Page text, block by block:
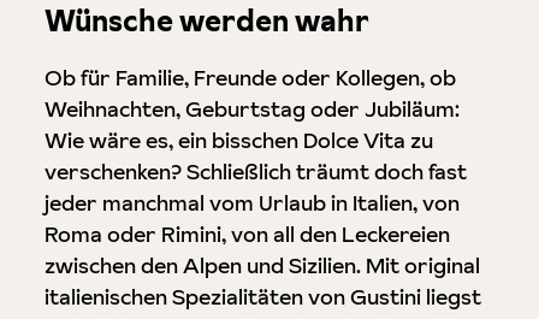
Wünsche werden wahr
Ob für Familie, Freunde oder Kollegen, ob
Weihnachten, Geburtstag oder Jubiläum:
Wie wäre es, ein bisschen Dolce Vita zu
verschenken? Schließlich träumt doch fast
jeder manchmal vom Urlaub in Italien, von
Roma oder Rimini, von all den Leckereien
zwischen den Alpen und Sizilien. Mit original
italienischen Spezialitäten von Gustini liegst